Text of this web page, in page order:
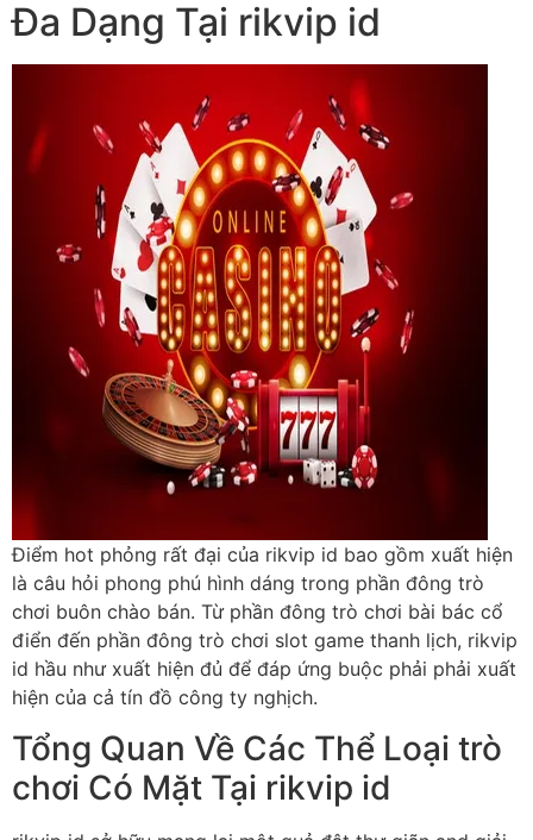
Đa Dạng Tại rikvip id
Điểm hot phỏng rất đại của rikvip id bao gồm xuất hiện
là câu hỏi phong phú hình dáng trong phần đông trò
chơi buôn chào bán. Từ phần đông trò chơi bài bác cổ
điển đến phần đông trò chơi slot game thanh lịch, rikvip
id hầu như xuất hiện đủ để đáp ứng buộc phải phải xuất
hiện của cả tín đồ công ty nghịch.
Tổng Quan Về Các Thể Loại trò
chơi Có Mặt Tại rikvip id